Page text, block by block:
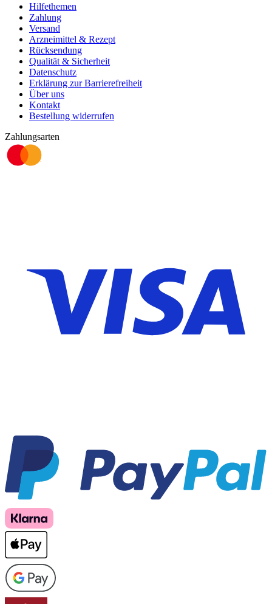
Hilfethemen
Zahlung
Versand
Arzneimittel & Rezept
Rücksendung
Qualität & Sicherheit
Datenschutz
Erklärung zur Barrierefreiheit
Über uns
Kontakt
Bestellung widerrufen
Zahlungsarten